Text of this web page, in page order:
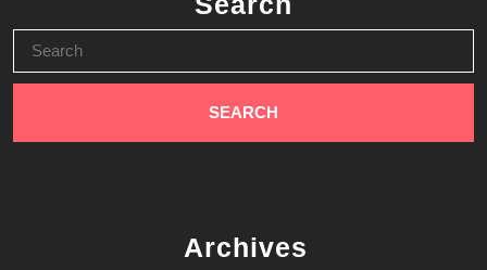
for:
Archives